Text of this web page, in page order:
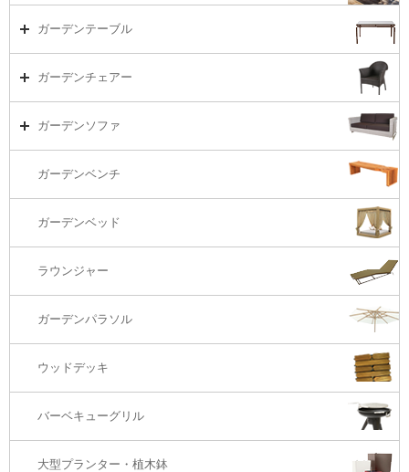
ガーデンセット（海外在庫）
ラウンジ・ベッド
ガーデンテーブル
ガーデンテーブルTOP
コーヒーテーブル
カウンター・バーテーブル
ガーデンチェアー
ガーデンチェアーTOP
カウンター・バーチェアー
ガーデンソファ
ガーデンソファTOP
3Sソファ
オットマン・スツール
ガーデンベンチ
ガーデンベッド
ラウンジャー
ガーデンパラソル
ウッドデッキ
バーベキューグリル
大型プランター・植木鉢